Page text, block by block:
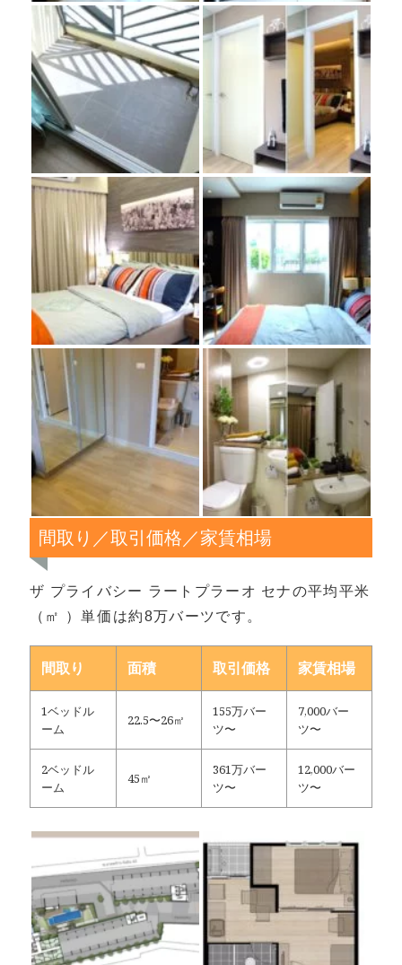
間取り／取引価格／家賃相場
ザ プライバシー ラートプラーオ セナの平均平米
（㎡ ）単価は約8万バーツです。
間取り 面積 取引価格 家賃相場
1ベッドル
ーム
22.5〜26㎡
155万バー
ツ〜
7,000バー
ツ〜
2ベッドル
ーム
45㎡
361万バー
ツ〜
12,000バー
ツ〜